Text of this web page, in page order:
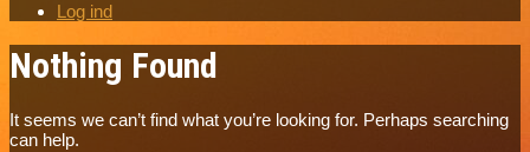
Log ind
Nothing Found
It seems we can’t find what you’re looking for. Perhaps searching
can help.